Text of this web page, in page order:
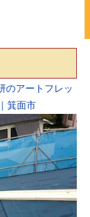
のアートフレッ
箕面市